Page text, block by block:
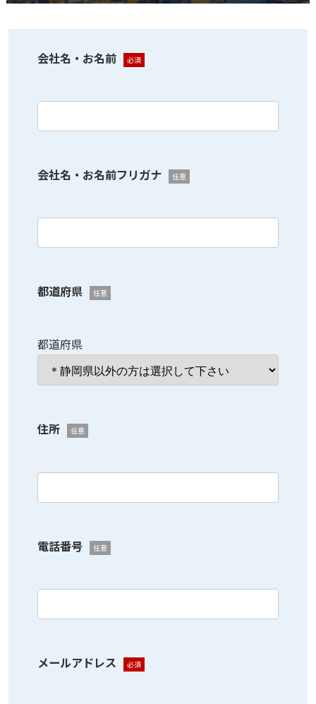
会社名・お名前 必須
会社名・お名前フリガナ 任意
都道府県 任意
都道府県
住所 任意
電話番号 任意
メールアドレス 必須